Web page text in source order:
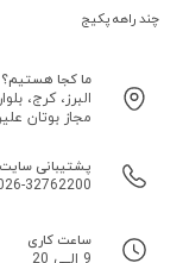
چند راهه پکیج
ما کجا هستیم؟
البرز، کرج،
مجاز بوتان
پشتیبانی سایت
32762200
ساعت کاری
9 الــی 20